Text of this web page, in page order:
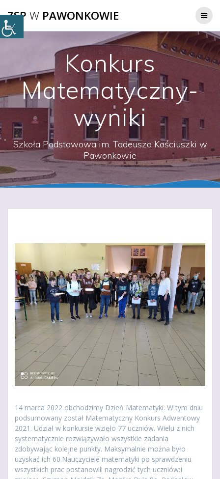
do
ZSP W PAWONKOWIE
Konkurs
Matematyczny-
wyniki
Szkoła Podstawowa im. Tadeusza Kościuszki w
Pawonkowie
14 marca 2022 obchodzimy Dzień Matematyki. W tym dniu
podsumowany został Matematyczny Konkurs Adwentowy
2021. Udział w konkursie wzięło 77 uczniów. Wielu z nich
systematycznie rozwiązywało wszystkie zadania
zdobywając kolejne punkty. Maksymalnie można było
uzyskać ich 60.Nauczyciele matematyki po sprawdzeniu
wszystkich prac postanowili nagrodzić tych uczniów:I